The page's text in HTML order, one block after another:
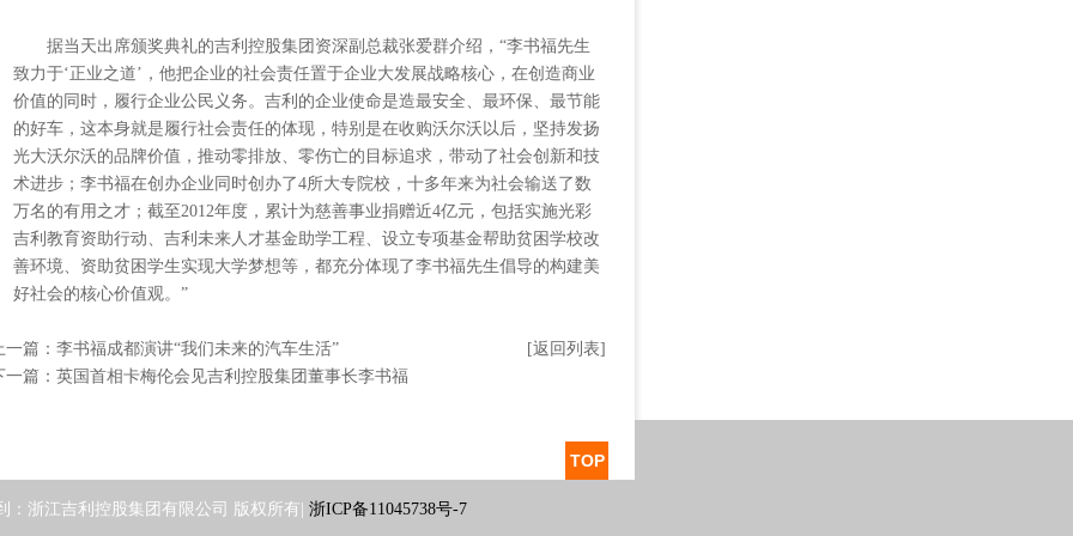
据当天出席颁奖典礼的吉利控股集团资深副总裁张爱群介绍，“李书福先生
致力于‘正业之道’，他把企业的社会责任置于企业大发展战略核心， 在创造商业
价值的同时，履行企业公民义务。吉利的企业使命是造最安全、最环保、最节能
的好车，这本身就是履行社会责任的体现，特别是在收购沃尔沃以后，坚持发扬
光大沃尔沃的品牌价值，推动零排放、零伤亡的目标追求，带动了社会创新和技
术进步；李书福在创办企业同时创办了4所大专院校，十多年来为社会输送了数
万名的有用之才；截至2012年度，累计为慈善事业捐赠近4亿元，包括实施光彩
吉利教育资助行动、吉利未来人才基金助学工程、设立专项基金帮助贫困学校改
善环境、资助贫困学生实现大学梦想等，都充分体现了李书福先生倡导的构建美
好社会的核心价值观。”
[返回列表]
一篇： 李书福成都演讲“我们未来的汽车生活”
一篇： 英国首相卡梅伦会见吉利控股集团董事长李书福
TOP
： 浙江吉利控股集团有限公司 版权所有| 浙ICP备11045738号-7